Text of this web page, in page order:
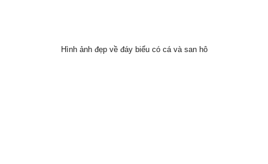
Hình ảnh đẹp về đáy biểu có cá và san hô